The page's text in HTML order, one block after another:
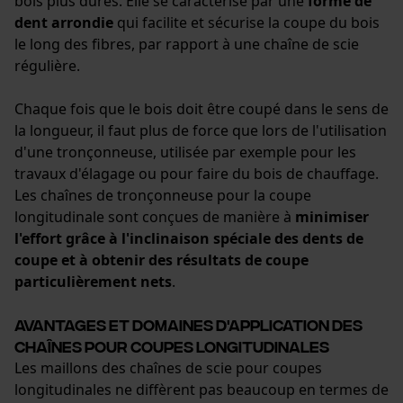
dent arrondie qui facilite et sécurise la coupe du bois
le long des fibres, par rapport à une chaîne de scie
régulière.
Chaque fois que le bois doit être coupé dans le sens de
la longueur, il faut plus de force que lors de l'utilisation
d'une tronçonneuse, utilisée par exemple pour les
travaux d'élagage ou pour faire du bois de chauffage.
Les chaînes de tronçonneuse pour la coupe
longitudinale sont conçues de manière à minimiser
l'effort grâce à l'inclinaison spéciale des dents de
coupe et à obtenir des résultats de coupe
particulièrement nets.
Avantages et domaines d'application des
chaînes pour coupes longitudinales
Les maillons des chaînes de scie pour coupes
longitudinales ne diffèrent pas beaucoup en termes de
Econda Tag Manager
Cookies statistiques
Econda Analytics
Mouseflow Web Analytics Tool
Fact-Finder Tracking
Cookies de performance et de
fonctionnalité